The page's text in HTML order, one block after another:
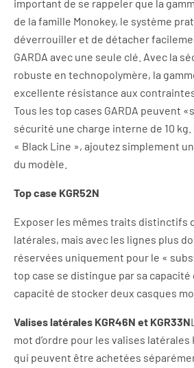
important de se rappeler que la
de la famille Monokey, le système
déverrouiller et de détacher
GARDA avec une seule clé. Avec la
robuste en technopolymère, la
excellente résistance aux
Tous les top cases GARDA peuvent
sécurité une charge interne de 10 kg.
« Black Line », ajoutez simplement
du modèle.
Top case KGR52N
Exposer les mêmes traits distinctifs
latérales, mais avec les lignes plus
réservées uniquement pour le «
top case se distingue par sa capacité
capacité de stocker deux casques
Valises latérales KGR46N et KGR33N
mot d’ordre pour les valises latérales
qui peuvent être achetées